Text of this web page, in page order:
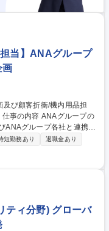
当】ANAグループ
画
ANAグループ各社と連携
内用品の企画～調達等の業
きます。機内用品は、ア
使用される物品です。（ど
ルと適性を鑑みて決定致
出張：月に数回ございま
な商品の提供など、やりが
短勤務あり
退職金あり
ティ分野) グローバ